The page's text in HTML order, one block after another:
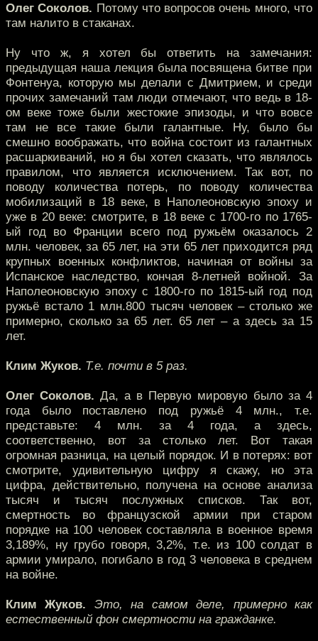
Олег Соколов. Потому что вопросов очень много, что
там налито в стаканах.
Ну что ж, я хотел бы ответить на замечания:
предыдущая наша лекция была посвящена битве при
Фонтенуа, которую мы делали с Дмитрием, и среди
прочих замечаний там люди отмечают, что ведь в 18-
ом веке тоже были жестокие эпизоды, и что вовсе
там не все такие были галантные. Ну, было бы
смешно воображать, что война состоит из галантных
расшаркиваний, но я бы хотел сказать, что являлось
правилом, что является исключением. Так вот, по
поводу количества потерь, по поводу количества
мобилизаций в 18 веке, в Наполеоновскую эпоху и
уже в 20 веке: смотрите, в 18 веке с 1700-го по 1765-
ый год во Франции всего под ружьём оказалось 2
млн. человек, за 65 лет, на эти 65 лет приходится ряд
крупных военных конфликтов, начиная от войны за
Испанское наследство, кончая 8-летней войной. За
Наполеоновскую эпоху с 1800-го по 1815-ый год под
ружьё встало 1 млн.800 тысяч человек – столько же
примерно, сколько за 65 лет. 65 лет – а здесь за 15
лет.
Клим Жуков. Т.е. почти в 5 раз.
Олег Соколов. Да, а в Первую мировую было за 4
года было поставлено под ружьё 4 млн., т.е.
представьте: 4 млн. за 4 года, а здесь,
соответственно, вот за столько лет. Вот такая
огромная разница, на целый порядок. И в потерях: вот
смотрите, удивительную цифру я скажу, но эта
цифра, действительно, получена на основе анализа
тысяч и тысяч послужных списков. Так вот,
смертность во французской армии при старом
порядке на 100 человек составляла в военное время
3,189%, ну грубо говоря, 3,2%, т.е. из 100 солдат в
армии умирало, погибало в год 3 человека в среднем
на войне.
Клим Жуков. Это, на самом деле, примерно как
естественный фон смертности на гражданке.